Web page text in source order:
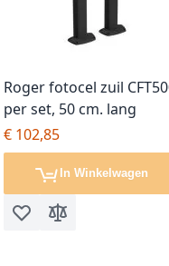
Roger fotocel zuil
per set, 50 cm. lang
€ 102,85
In Winkelwagen
Voeg toe aan verlanglijst
Toevoegen om te